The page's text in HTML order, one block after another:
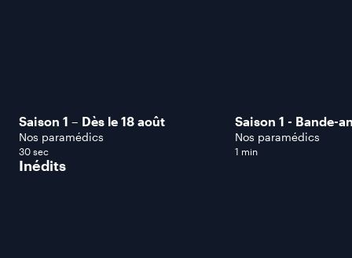
Saison 1 – Dès le 18 août
Nos paramédics
30 sec
Saison 1 - Bande-
Nos paramédics
1 min
Inédits